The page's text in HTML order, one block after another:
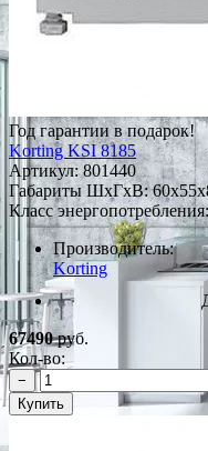
Год гарантии в подарок!
Korting KSI 8185
Артикул:801440
Габариты ШxГxВ:
Класс
Производитель:
Korting
67490руб.
Кол-во:
−
Купить